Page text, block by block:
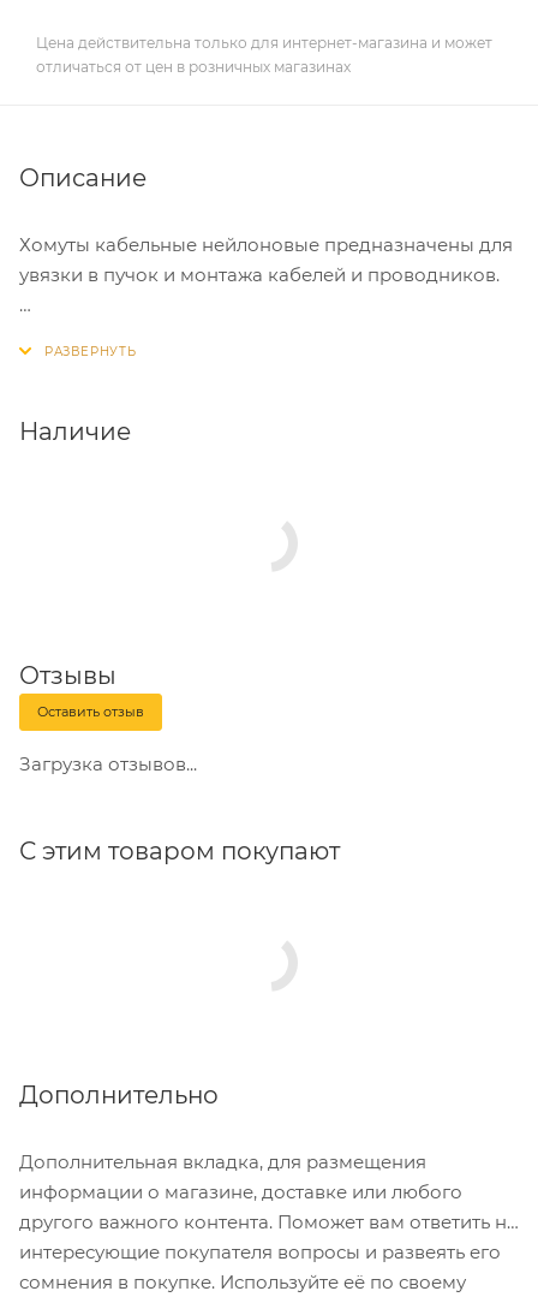
Цена действительна только для интернет-магазина и может
отличаться от цен в розничных магазинах
Описание
Хомуты кабельные нейлоновые предназначены для
увязки в пучок и монтажа кабелей и проводников.
проведении электромонтажных работ.
Наличие
Отзывы
Оставить отзыв
Загрузка отзывов...
С этим товаром покупают
Дополнительно
Дополнительная вкладка, для размещения
информации о магазине, доставке или любого
другого важного контента. Поможет вам ответить на
интересующие покупателя вопросы и развеять его
сомнения в покупке. Используйте её по своему